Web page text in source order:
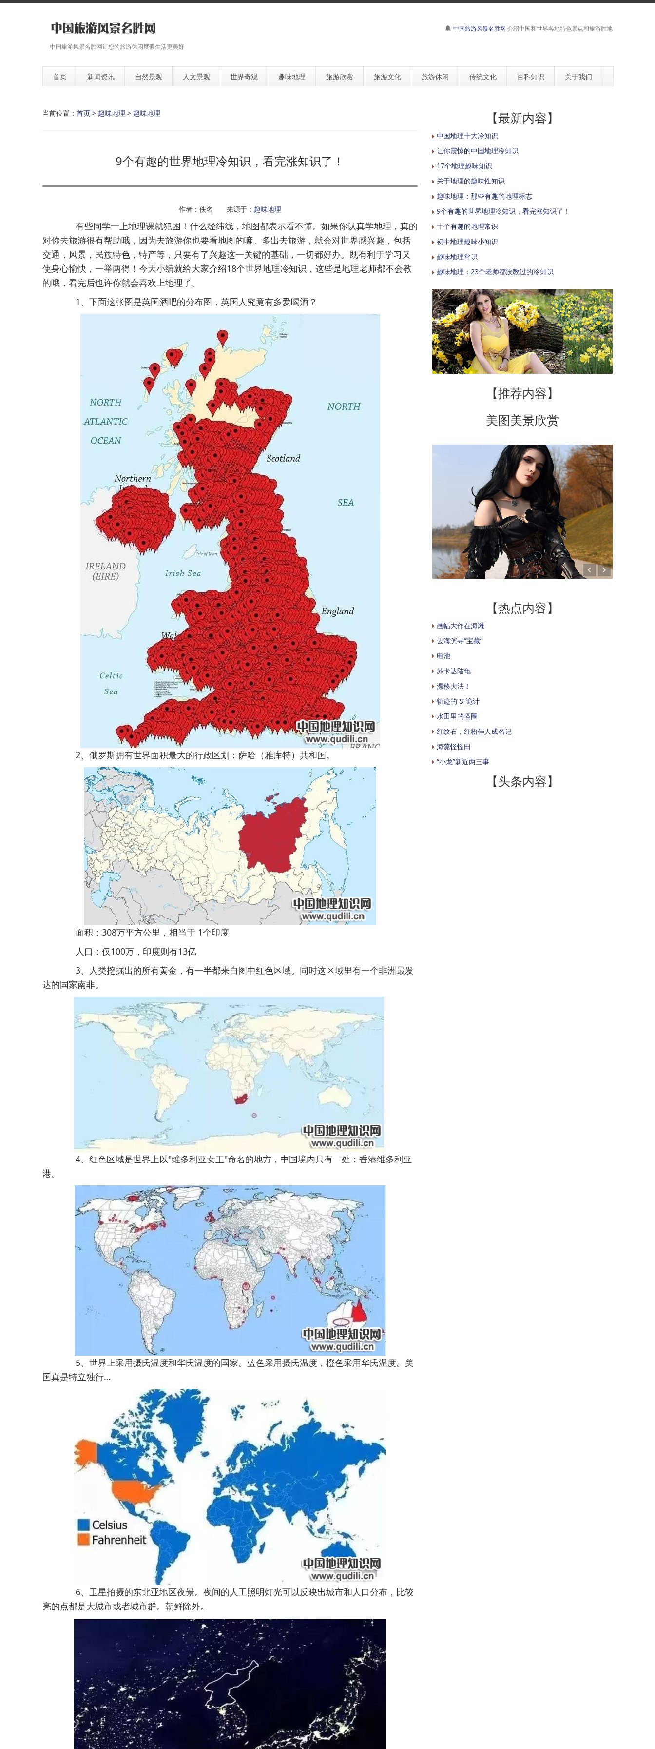
中国旅游风景名胜网让您的旅游休闲度假生活更美好
中国旅游风景名胜网 介绍中国和世界各地特色景点和旅游胜地
首页 新闻资讯 自然景观 人文景观 世界奇观 趣味地理 旅游欣赏 旅游文化 旅游休闲 传统文化 百科知识 关于我们
当前位置： 首页 > 趣味地理 > 趣味地理
9个有趣的世界地理冷知识，看完涨知识了！
作者：佚名 来源于： 趣味地理
有些同学一上地理课就犯困！什么经纬线，地图都表示看不懂。如果你认真学地理，真的
对你去旅游很有帮助哦，因为去旅游你也要看地图的嘛。多出去旅游，就会对世界感兴趣，包括
交通，风景，民族特色，特产等，只要有了兴趣这一关键的基础，一切都好办。既有利于学习又
使身心愉快，一举两得！今天小编就给大家介绍18个世界地理冷知识，这些是地理老师都不会教
的哦，看完后也许你就会喜欢上地理了。
1、下面这张图是英国酒吧的分布图，英国人究竟有多爱喝酒？
2、俄罗斯拥有世界面积最大的行政区划：萨哈（雅库特）共和国。
面积：308万平方公里，相当于 1个印度
人口：仅100万，印度则有13亿
3、人类挖掘出的所有黄金，有一半都来自图中红色区域。同时这区域里有一个非洲最发
达的国家南非。
4、红色区域是世界上以"维多利亚女王"命名的地方，中国境内只有一处：香港维多利亚
港。
5、世界上采用摄氏温度和华氏温度的国家。蓝色采用摄氏温度，橙色采用华氏温度。美
国真是特立独行…
6、卫星拍摄的东北亚地区夜景。夜间的人工照明灯光可以反映出城市和人口分布，比较
亮的点都是大城市或者城市群。朝鲜除外。
【最新内容】
中国地理十大冷知识
让你震惊的中国地理冷知识
17个地理趣味知识
关于地理的趣味性知识
趣味地理：那些有趣的地理标志
9个有趣的世界地理冷知识，看完涨知识了！
十个有趣的地理常识
初中地理趣味小知识
趣味地理常识
趣味地理：23个老师都没教过的冷知识
【推荐内容】
美图美景欣赏
【热点内容】
画幅大作在海滩
去海滨寻“宝藏”
电池
苏卡达陆龟
漂移大法！
轨迹的“S”诡计
水田里的怪圈
红纹石，红粉佳人成名记
海藻怪怪田
“小龙”新近两三事
【头条内容】